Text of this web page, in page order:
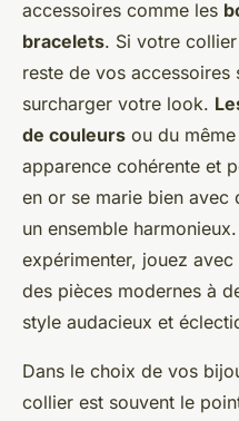
accessoires comme les
bracelets. Si votre
reste de vos
surcharger votre look.
de couleurs ou du
apparence cohérente et
en or se marie bien avec
un ensemble
expérimenter, jouez
des pièces modernes à
style audacieux et
Dans le choix de vos
collier est souvent le